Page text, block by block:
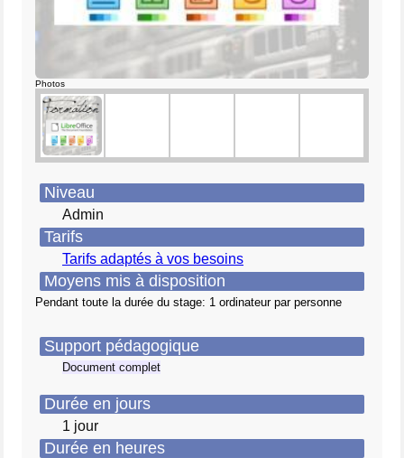
Photos
Niveau
Admin
Tarifs
Tarifs adaptés à vos besoins
Moyens mis à disposition
Pendant toute la durée du stage: 1 ordinateur par personne
Support pédagogique
Document complet
Durée en jours
1 jour
Durée en heures